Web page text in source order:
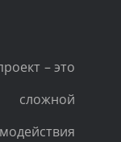
– это
сложной